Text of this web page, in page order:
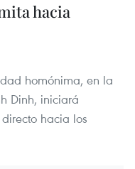
hacia
homónima, en la
Dinh, iniciará
hacia los